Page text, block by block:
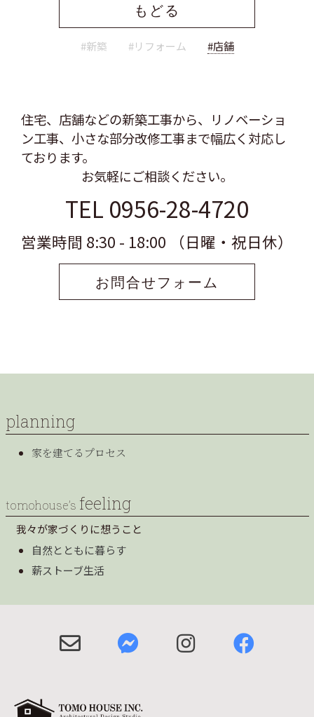
もどる
#新築 #リフォーム #店舗
住宅、店舗などの新築工事から、リノベーショ
ン工事、 小さな部分改修工事まで幅広く対応し
ております。
お気軽にご相談ください。
TEL 0956-28-4720
営業時間 8:30 - 18:00 （日曜・祝日休）
お問合せフォーム
planning
家を建てるプロセス
tomohouse’s feeling
我々が家づくりに想うこと
自然とともに暮らす
薪ストーブ生活